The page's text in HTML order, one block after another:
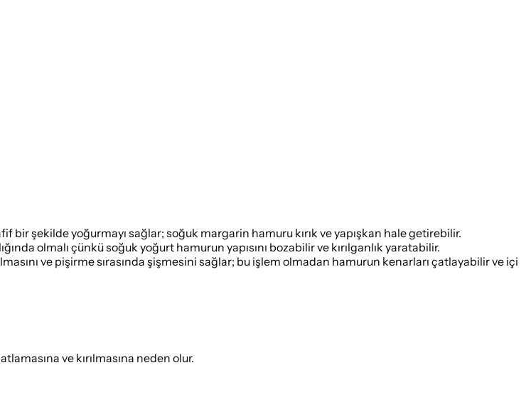
bir şekilde yoğurmayı sağlar; soğuk margarin hamuru kırık ve yapışkan hale getirebilir.
olmalı çünkü soğuk yoğurt hamurun yapısını bozabilir ve kırılganlık yaratabilir.
ve pişirme sırasında şişmesini sağlar; bu işlem olmadan hamurun kenarları çatlayabilir ve içi
ve kırılmasına neden olur.